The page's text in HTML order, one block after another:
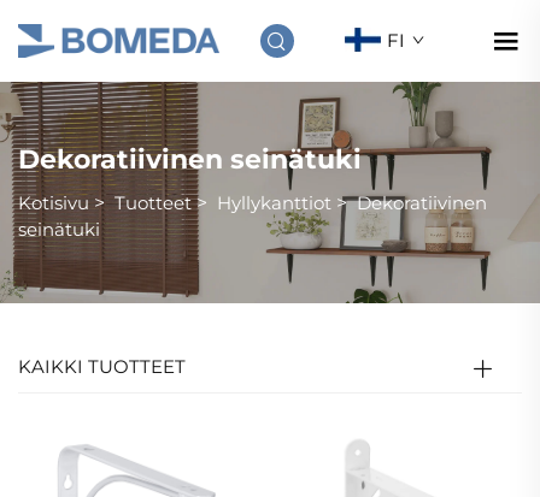
FI
Dekoratiivinen seinätuki
Kotisivu > Tuotteet> Hyllykanttiot >Dekoratiivinen
seinätuki
KAIKKI TUOTTEET